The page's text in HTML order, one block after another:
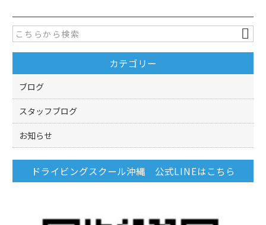
e
b
o
o
k
er
カテゴリー
ブログ
スタッフブログ
お知らせ
ドライビングスクール沖縄 公式LINEはこちら